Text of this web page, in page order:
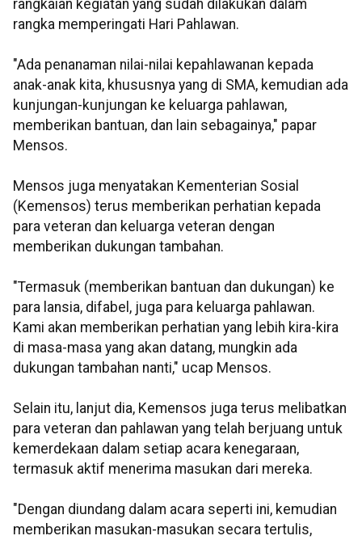
rangkaian kegiatan yang sudah dilakukan dalam
rangka memperingati Hari Pahlawan.
"Ada penanaman nilai-nilai kepahlawanan kepada
anak-anak kita, khususnya yang di SMA, kemudian ada
kunjungan-kunjungan ke keluarga pahlawan,
memberikan bantuan, dan lain sebagainya," papar
Mensos.
Mensos juga menyatakan Kementerian Sosial
(Kemensos) terus memberikan perhatian kepada
para veteran dan keluarga veteran dengan
memberikan dukungan tambahan.
"Termasuk (memberikan bantuan dan dukungan) ke
para lansia, difabel, juga para keluarga pahlawan.
Kami akan memberikan perhatian yang lebih kira-kira
di masa-masa yang akan datang, mungkin ada
dukungan tambahan nanti," ucap Mensos.
Selain itu, lanjut dia, Kemensos juga terus melibatkan
para veteran dan pahlawan yang telah berjuang untuk
kemerdekaan dalam setiap acara kenegaraan,
termasuk aktif menerima masukan dari mereka.
"Dengan diundang dalam acara seperti ini, kemudian
memberikan masukan-masukan secara tertulis,